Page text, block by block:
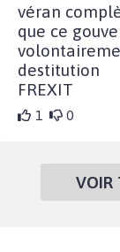
véran
que ce
destitution
FREXIT
1 0
VOIR